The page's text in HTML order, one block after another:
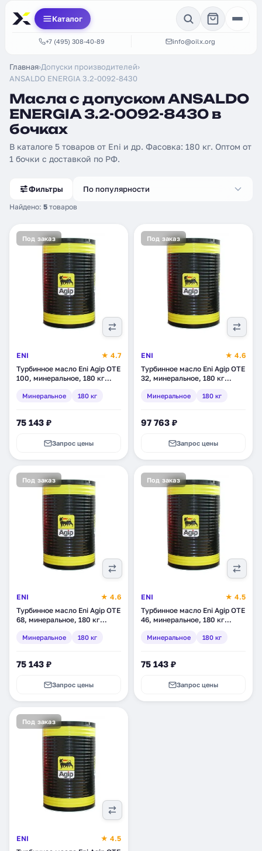
Каталог
+7 (495) 308-40-89 info@oilx.org
Главная›Допуски производителей›
ANSALDO ENERGIA 3.2-0092-8430
Масла с допуском ANSALDO
ENERGIA 3.2-0092-8430 в
бочках
В каталоге 5 товаров от Eni и др. Фасовка: 180 кг. Оптом от
1 бочки с доставкой по РФ.
Фильтры
Найдено: 5 товаров
По популярности
Под заказ
ENI
★ 4.7
Турбинное масло Eni Agip OTE
100, минеральное, 180 кг
Минеральное 180 кг
75 143 ₽
Запрос цены
Под заказ
ENI
★ 4.6
Турбинное масло Eni Agip OTE
32, минеральное, 180 кг
Минеральное 180 кг
97 763 ₽
Запрос цены
Под заказ
ENI
★ 4.6
Турбинное масло Eni Agip OTE
68, минеральное, 180 кг
Минеральное 180 кг
75 143 ₽
Запрос цены
Под заказ
ENI
★ 4.5
Турбинное масло Eni Agip OTE
46, минеральное, 180 кг
Минеральное 180 кг
75 143 ₽
Запрос цены
Под заказ
ENI
★ 4.5